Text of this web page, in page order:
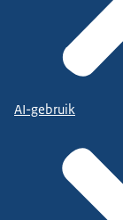
AI-gebruik